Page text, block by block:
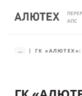
АПС
... ГК